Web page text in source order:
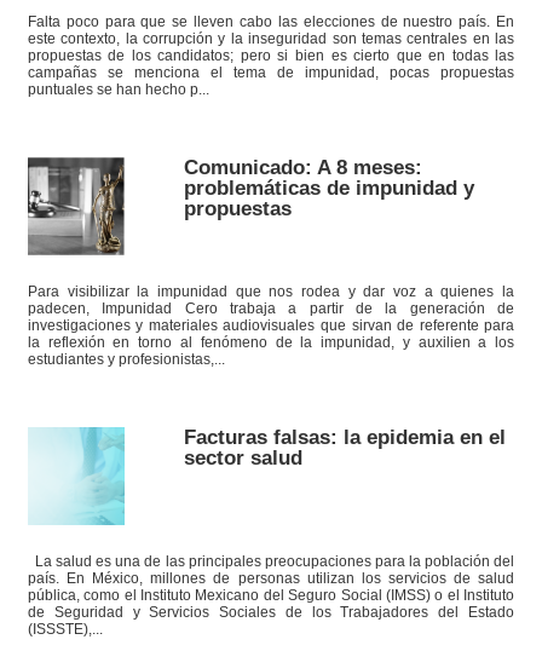
Falta poco para que se lleven cabo las elecciones de nuestro país. En
este contexto, la corrupción y la inseguridad son temas centrales en las
propuestas de los candidatos; pero si bien es cierto que en todas las
campañas se menciona el tema de impunidad, pocas propuestas
puntuales se han hecho p...
Comunicado: A 8 meses:
problemáticas de impunidad y
propuestas
Para visibilizar la impunidad que nos rodea y dar voz a quienes la
padecen, Impunidad Cero trabaja a partir de la generación de
investigaciones y materiales audiovisuales que sirvan de referente para
la reflexión en torno al fenómeno de la impunidad, y auxilien a los
estudiantes y profesionistas,...
Facturas falsas: la epidemia en el
sector salud
La salud es una de las principales preocupaciones para la población del
país. En México, millones de personas utilizan los servicios de salud
pública, como el Instituto Mexicano del Seguro Social (IMSS) o el Instituto
de Seguridad y Servicios Sociales de los Trabajadores del Estado
(ISSSTE),...